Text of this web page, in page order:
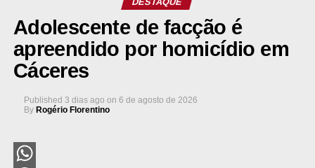
Adolescente de facção é
apreendido por homicídio em
Cáceres
Published 3 dias ago on 6 de agosto de 2026
By Rogério Florentino